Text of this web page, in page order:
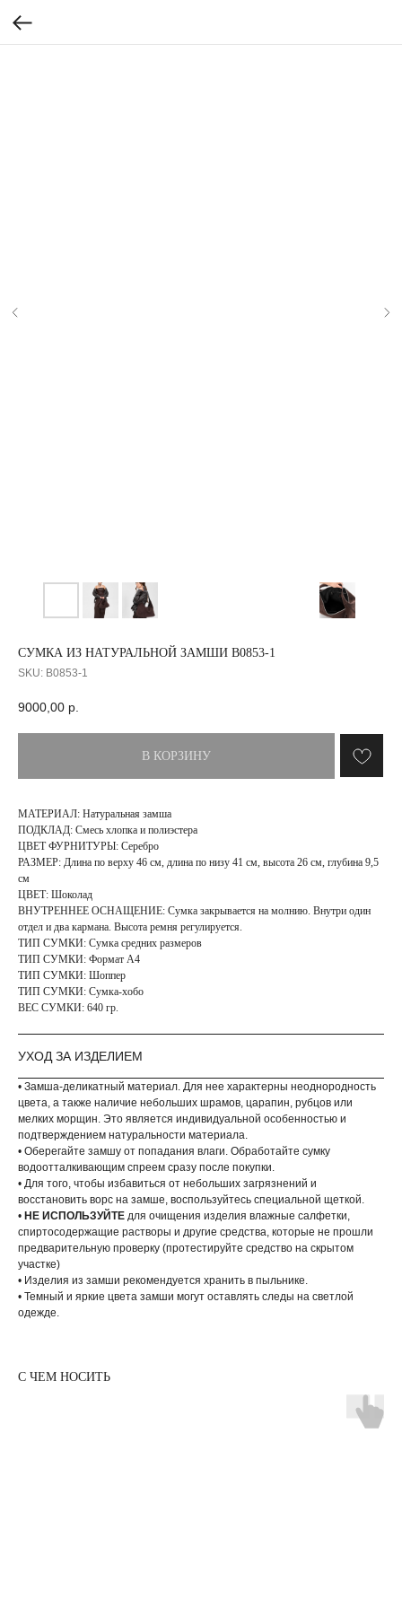
СУМКА ИЗ НАТУРАЛЬНОЙ ЗАМШИ B0853-1
SKU: B0853-1
9000,00 р.
В КОРЗИНУ
МАТЕРИАЛ: Натуральная замша
ПОДКЛАД: Смесь хлопка и полиэстера
ЦВЕТ ФУРНИТУРЫ: Серебро
РАЗМЕР: Длина по верху 46 см, длина по низу 41 см, высота 26 см, глубина 9,5
см
ЦВЕТ: Шоколад
ВНУТРЕННЕЕ ОСНАЩЕНИЕ: Сумка закрывается на молнию. Внутри один
отдел и два кармана. Высота ремня регулируется.
ТИП СУМКИ: Сумка средних размеров
ТИП СУМКИ: Формат А4
ТИП СУМКИ: Шоппер
ТИП СУМКИ: Сумка-хобо
ВЕС СУМКИ: 640 гр.
УХОД ЗА ИЗДЕЛИЕМ
• Замша-деликатный материал. Для нее характерны неоднородность
цвета, а также наличие небольших шрамов, царапин, рубцов или
мелких морщин. Это является индивидуальной особенностью и
подтверждением натуральности материала.
• Оберегайте замшу от попадания влаги. Обработайте сумку
водоотталкивающим спреем сразу после покупки.
• Для того, чтобы избавиться от небольших загрязнений и
восстановить ворс на замше, воспользуйтесь специальной щеткой.
• НЕ ИСПОЛЬЗУЙТЕ для очищения изделия влажные салфетки,
спиртосодержащие растворы и другие средства, которые не прошли
предварительную проверку (протестируйте средство на скрытом
участке)
• Изделия из замши рекомендуется хранить в пыльнике.
• Темный и яркие цвета замши могут оставлять следы на светлой
одежде.
С ЧЕМ НОСИТЬ